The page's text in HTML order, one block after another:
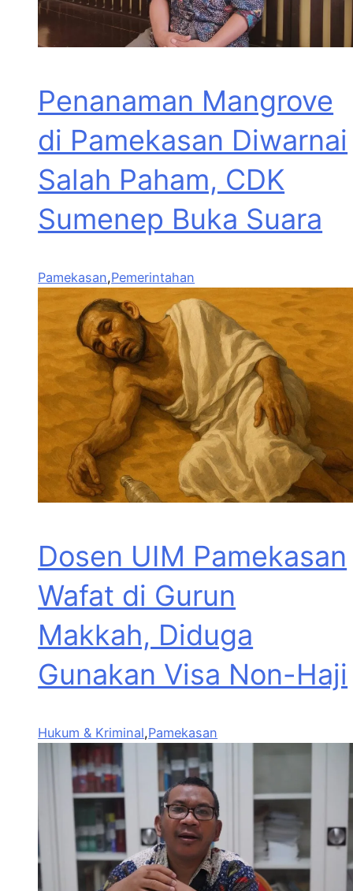
Penanaman Mangrove
di Pamekasan Diwarnai
Salah Paham, CDK
Sumenep Buka Suara
Pamekasan,Pemerintahan
Dosen UIM Pamekasan
Wafat di Gurun
Makkah, Diduga
Gunakan Visa Non-Haji
Hukum & Kriminal,Pamekasan